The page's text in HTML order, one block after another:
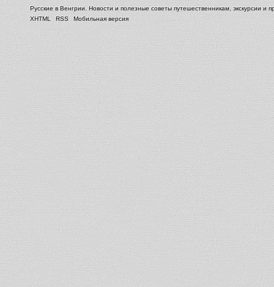
Русские в Венгрии. Новости и полезные советы путешественникам, экскурсии
XHTML
RSS Мобильная версия